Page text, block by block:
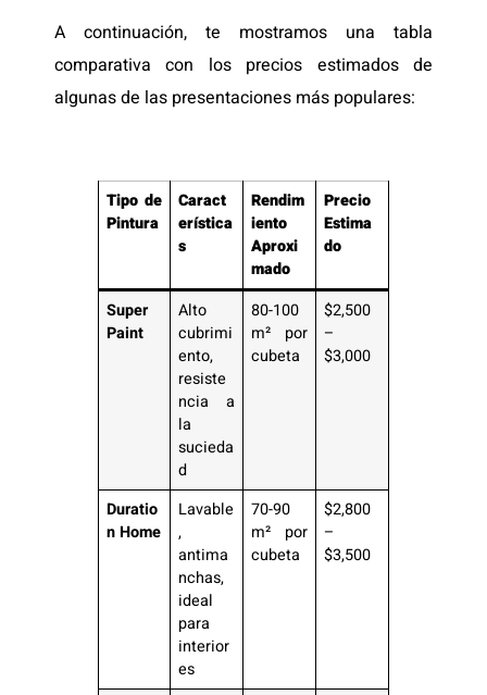
A continuación, te mostramos una tabla
comparativa con los precios estimados de
algunas de las presentaciones más populares:
Tipo de
Pintura
Caract
erística
s
Rendim
iento
Aproxi
mado
Precio
Estima
do
Super
Paint
Alto
cubrimi
ento,
resiste
ncia a
la
sucieda
d
80-100
m² por
cubeta
$2,500
–
$3,000
Duratio
n Home
Lavable
,
antima
nchas,
ideal
para
interior
es
70-90
m² por
cubeta
$2,800
–
$3,500